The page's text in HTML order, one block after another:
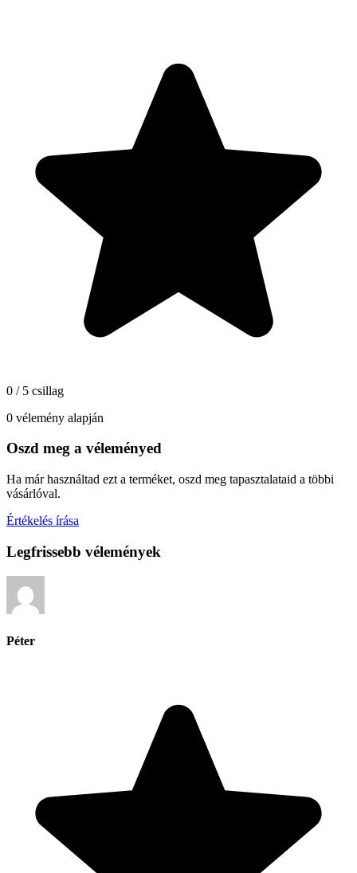
0 / 5 csillag
0 vélemény alapján
Oszd meg a véleményed
Ha már használtad ezt a terméket, oszd meg tapasztalataid a többi
vásárlóval.
Értékelés írása
Legfrissebb vélemények
Péter